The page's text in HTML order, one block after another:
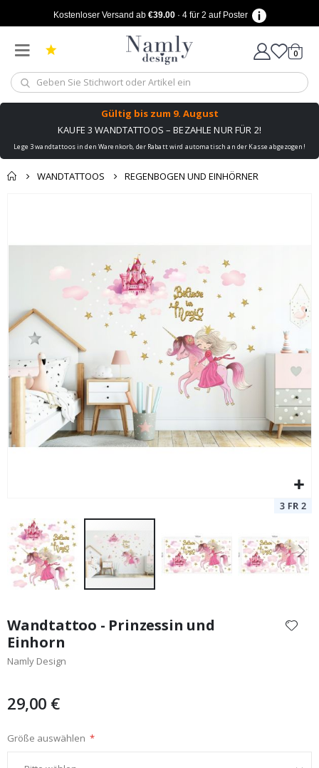
Kostenloser Versand ab €39.00· 4 für 2 auf Poster
Wagen
0
Gültig bis zum 9. August
KAUFE 3 WANDTATTOOS – BEZAHLE NUR FÜR 2!
Lege 3 wandtattoos in den Warenkorb, der Rabatt wird automatisch an der Kasse abgezogen!
WANDTATTOOS
REGENBOGEN UND EINHÖRNER
Bildgalerie
der
Bildgalerie
springen
Wandtattoo - Prinzessin und
Einhorn
Namly Design
29,00 €
Größe auswählen